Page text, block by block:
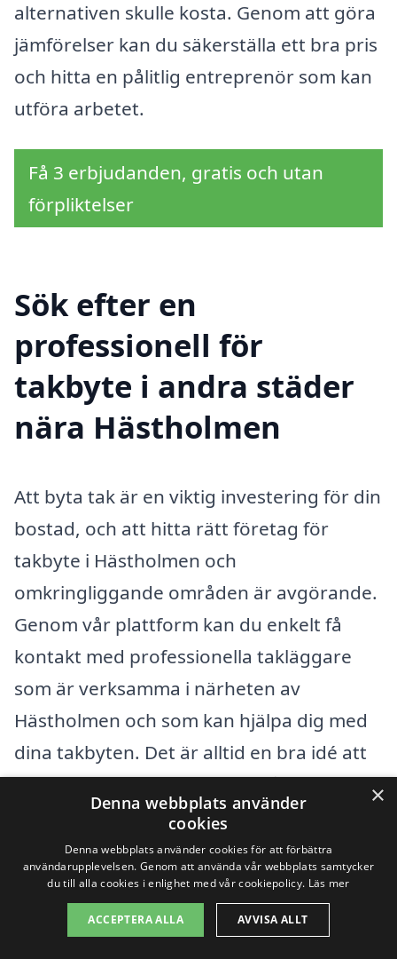
alternativen skulle kosta. Genom att göra
jämförelser kan du säkerställa ett bra pris
och hitta en pålitlig entreprenör som kan
utföra arbetet.
Få 3 erbjudanden, gratis och utan
förpliktelser
Sök efter en
professionell för
takbyte i andra städer
nära Hästholmen
Att byta tak är en viktig investering för din
bostad, och att hitta rätt företag för
takbyte i Hästholmen och
omkringliggande områden är avgörande.
Genom vår plattform kan du enkelt få
kontakt med professionella takläggare
som är verksamma i närheten av
Hästholmen och som kan hjälpa dig med
dina takbyten. Det är alltid en bra idé att
jämföra erbjudanden för att få det bästa
priset och den service du förtjänar.
När du letar efter företag för takbyte i
Hästholmen kan det vara värt att
överväga tjänster från närliggande
×
Denna webbplats använder
cookies
Denna webbplats använder cookies för att förbättra
användarupplevelsen. Genom att använda vår webbplats samtycker
du till alla cookies i enlighet med vår cookiepolicy. Läs mer
ACCEPTERA ALLA AVVISA ALLT